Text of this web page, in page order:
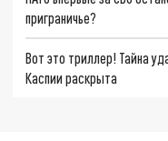
приграничье?
Вот это триллер! Тайна
Каспии раскрыта